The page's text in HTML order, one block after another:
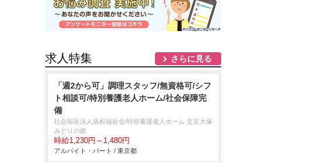
求人特集 さらに見る
「週2から可」調理スタッフ/無資格可/シフ
ト相談可/特別養護老人ホーム/社会保障完
備
社会福祉法人洛和福祉会/特別養護老人ホーム 文京大塚
みどりの郷
時給1,230円～1,480円
アルバイト・パート / 東京都